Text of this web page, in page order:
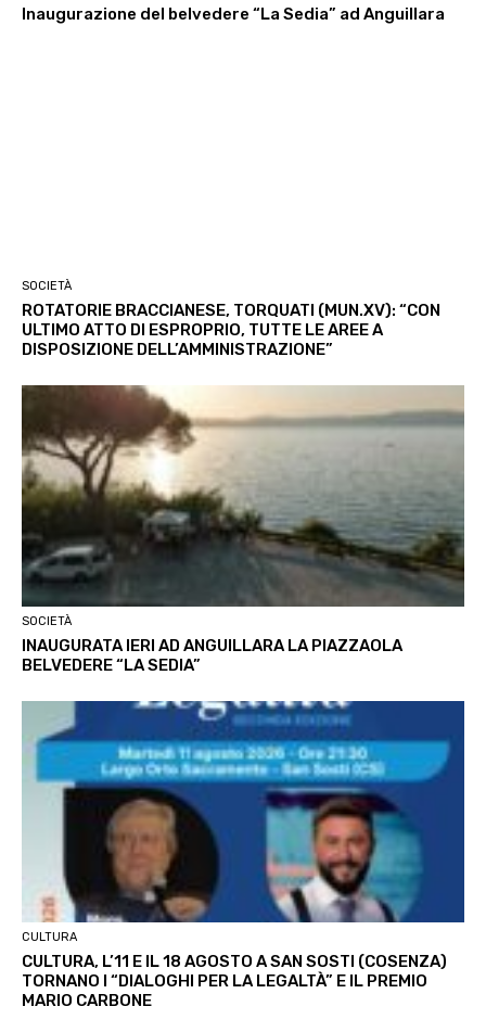
Inaugurazione del belvedere “La Sedia” ad Anguillara
SOCIETÀ
ROTATORIE BRACCIANESE, TORQUATI (MUN.XV): “CON
ULTIMO ATTO DI ESPROPRIO, TUTTE LE AREE A
DISPOSIZIONE DELL’AMMINISTRAZIONE”
SOCIETÀ
INAUGURATA IERI AD ANGUILLARA LA PIAZZAOLA
BELVEDERE “LA SEDIA”
CULTURA
CULTURA, L’11 E IL 18 AGOSTO A SAN SOSTI (COSENZA)
TORNANO I “DIALOGHI PER LA LEGALTÀ” E IL PREMIO
MARIO CARBONE